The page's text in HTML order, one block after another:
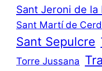
Sant Jeroni de la
Sant Martí de
Sant Sepulcre
Torre Jussana